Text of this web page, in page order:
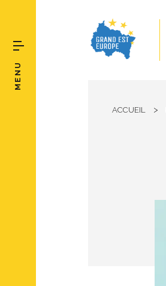
MENU
ACCUEIL >